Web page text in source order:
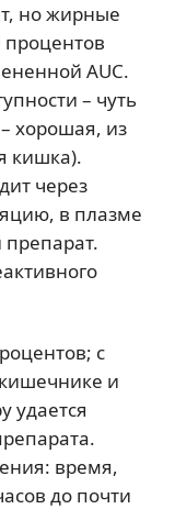
но жирные
AUC.
– чуть
хорошая, из
кишка).
через
в плазме
с
и
удается
время,
до почти